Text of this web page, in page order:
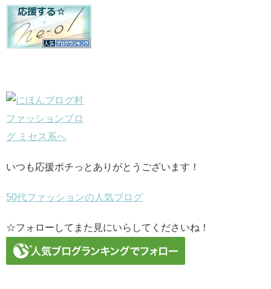
いつも応援ポチっとありがとうございます！
50代ファッションの人気ブログ
☆フォローしてまた見にいらしてくださいね！